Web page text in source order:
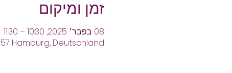
זמן ומיקום
08 בפבר׳ 2025, 10:30 – 11:30
Hamburg, Deutschland